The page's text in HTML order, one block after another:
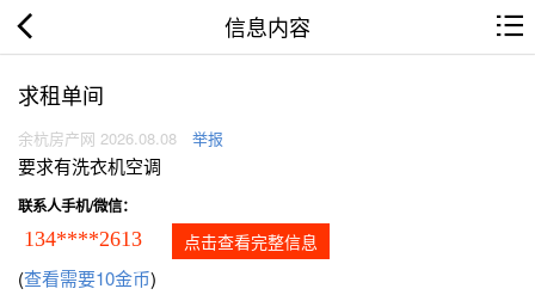
信息内容
求租单间
余杭房产网 2026.08.08 举报
要求有洗衣机空调
联系人手机/微信：
134****2613 点击查看完整信息
(查看需要10金币)